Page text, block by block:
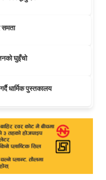
समता
घुइँचो
धार्मिक पुस्तकालय